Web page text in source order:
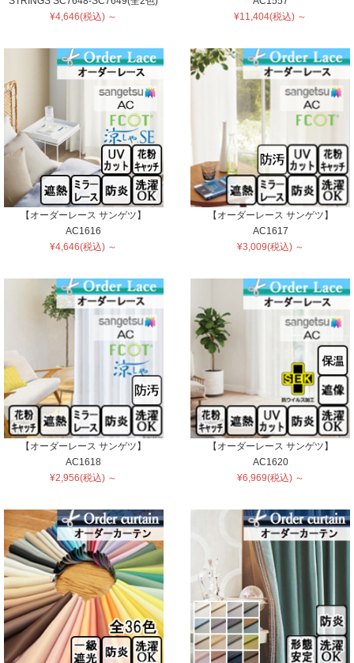
¥4,646(税込) ～
¥11,404(税込) ～
【オーダーレース サンゲツ】
AC1616
¥4,646(税込) ～
【オーダーレース サンゲツ】
AC1617
¥3,009(税込) ～
【オーダーレース サンゲツ】
AC1618
¥2,956(税込) ～
【オーダーレース サンゲツ】
AC1620
¥6,969(税込) ～